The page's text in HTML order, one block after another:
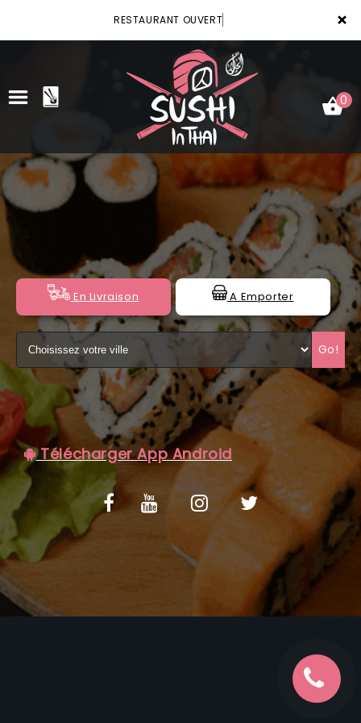
×
RESTAURANT OUVERT
ACCUEIL
VOTRE COMPTE
NOTRE RESTAURANT
VOS AVIS
MENTIONS LÉGALES
C.G.V
0
En Livraison A Emporter
Go!
Télécharger App Android